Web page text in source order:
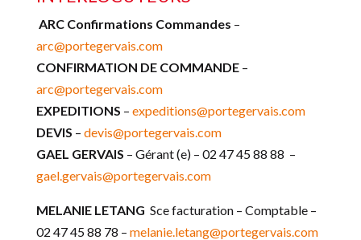
ARC Confirmations Commandes –
arc@portegervais.com
CONFIRMATION DE COMMANDE–
arc@portegervais.com
EXPEDITIONS – expeditions@portegervais.com
DEVIS – devis@portegervais.com
GAEL GERVAIS – Gérant (e) – 02 47 45 88 88 –
gael.gervais@portegervais.com
MELANIE LETANG Sce facturation – Comptable –
02 47 45 88 78 – melanie.letang@portegervais.com